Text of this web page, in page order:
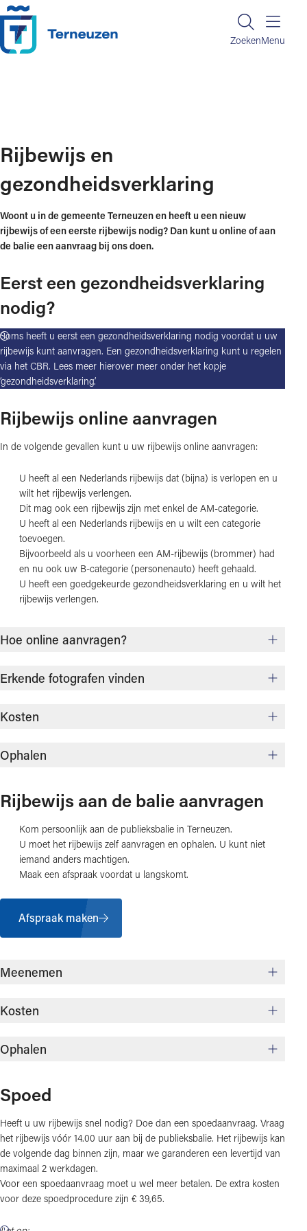
Ga naar de inhoud
ZoekenZoeken
Menu
Rijbewijs en
gezondheidsverklaring
Woont u in de gemeente Terneuzen en heeft u een nieuw
rijbewijs of een eerste rijbewijs nodig? Dan kunt u online of aan
de balie een aanvraag bij ons doen.
Eerst een gezondheidsverklaring
nodig?
Soms heeft u eerst een gezondheidsverklaring nodig voordat u uw
rijbewijs kunt aanvragen. Een gezondheidsverklaring kunt u regelen
via het CBR. Lees meer hierover meer onder het kopje
‘gezondheidsverklaring’.
Rijbewijs online aanvragen
In de volgende gevallen kunt u uw rijbewijs online aanvragen:
U heeft al een Nederlands rijbewijs dat (bijna) is verlopen en u
wilt het rijbewijs verlengen.
Dit mag ook een rijbewijs zijn met enkel de AM-categorie.
U heeft al een Nederlands rijbewijs en u wilt een categorie
toevoegen.
Bijvoorbeeld als u voorheen een AM-rijbewijs (brommer) had
en nu ook uw B-categorie (personenauto) heeft gehaald.
U heeft een goedgekeurde gezondheidsverklaring en u wilt het
rijbewijs verlengen.
Hoe online aanvragen?
Erkende fotografen vinden
Kosten
Ophalen
Rijbewijs aan de balie aanvragen
Kom persoonlijk aan de publieksbalie in Terneuzen.
U moet het rijbewijs zelf aanvragen en ophalen. U kunt niet
iemand anders machtigen.
Maak een afspraak voordat u langskomt.
Afspraak maken
Meenemen
Kosten
Ophalen
Spoed
Heeft u uw rijbewijs snel nodig? Doe dan een spoedaanvraag. Vraag
het rijbewijs vóór 14.00 uur aan bij de publieksbalie. Het rijbewijs kan
de volgende dag binnen zijn, maar we garanderen een levertijd van
maximaal 2 werkdagen.
Voor een spoedaanvraag moet u wel meer betalen. De extra kosten
voor deze spoedprocedure zijn € 39,65.